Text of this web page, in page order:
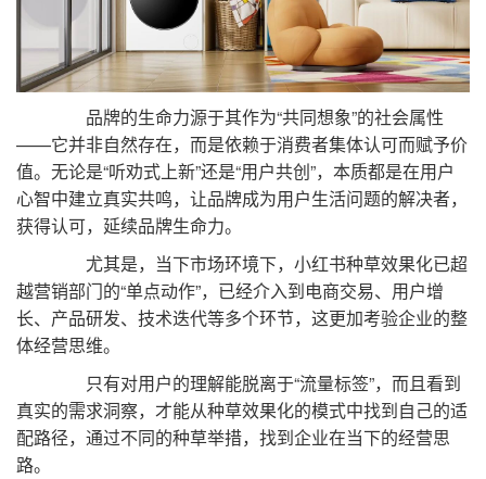
品牌的生命力源于其作为“共同想象”的社会属性
——它并非自然存在，而是依赖于消费者集体认可而赋予价
值。无论是“听劝式上新”还是“用户共创”，本质都是在用户
心智中建立真实共鸣，让品牌成为用户生活问题的解决者，
获得认可，延续品牌生命力。
尤其是，当下市场环境下，小红书种草效果化已超
越营销部门的“单点动作”，已经介入到电商交易、用户增
长、产品研发、技术迭代等多个环节，这更加考验企业的整
体经营思维。
只有对用户的理解能脱离于“流量标签”，而且看到
真实的需求洞察，才能从种草效果化的模式中找到自己的适
配路径，通过不同的种草举措，找到企业在当下的经营思
路。